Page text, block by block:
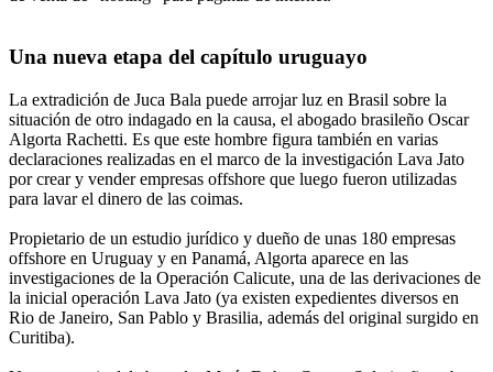
Una nueva etapa del capítulo uruguayo
La extradición de Juca Bala puede arrojar luz en Brasil sobre la
situación de otro indagado en la causa, el abogado brasileño Oscar
Algorta Rachetti. Es que este hombre figura también en varias
declaraciones realizadas en el marco de la investigación Lava Jato
por crear y vender empresas offshore que luego fueron utilizadas
para lavar el dinero de las coimas.
Propietario de un estudio jurídico y dueño de unas 180 empresas
offshore en Uruguay y en Panamá, Algorta aparece en las
investigaciones de la Operación Calicute, una de las derivaciones de
la inicial operación Lava Jato (ya existen expedientes diversos en
Rio de Janeiro, San Pablo y Brasilia, además del original surgido en
Curitiba).